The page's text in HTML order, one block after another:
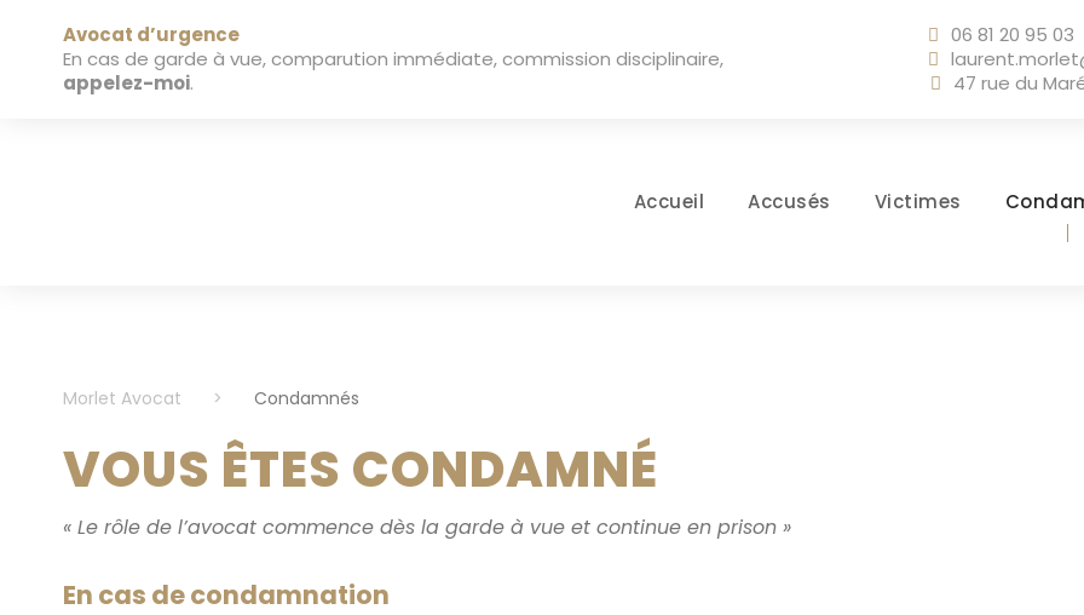
Avocat d’urgence
En cas de garde à vue, comparution immédiate, commission disciplinaire,
appelez-moi.
06 81 20 95 03
47 rue du
Accueil Accusés Victimes
Morlet Avocat > Condamnés
VOUS ÊTES CONDAMNÉ
« Le rôle de l’avocat commence dès la garde à vue et continue en prison »
En cas de condamnation